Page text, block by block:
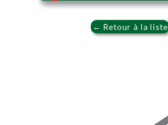
← Retour à la liste